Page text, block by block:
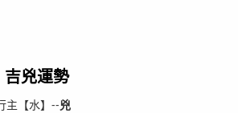
兇運勢
主【水】--兇